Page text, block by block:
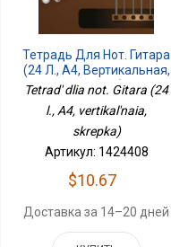
Тетрадь Для Нот. Гитара
(24 Л., А4, Вертикальная,
Скрепка)
Tetrad' dlia not. Gitara (24
l., A4, vertikal'naia,
skrepka)
Артикул: 1424408
$10.67
Доставка за 14–20 дней